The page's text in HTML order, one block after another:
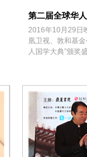
第二届全球华
2016年10月29日
凰卫视、敦和基
人国学大典”颁奖